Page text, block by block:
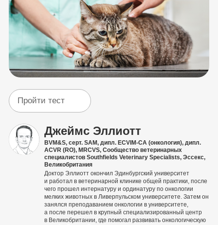
Пройти тест
Джеймс Эллиотт
BVM&S, серт. SAM, дипл. ECVIM-CA (онкология), дипл.
ACVR (RO), MRCVS, Сообщество ветеринарных
специалистов Southfields Veterinary Specialists, Эссекс,
Великобритания
Доктор Эллиотт окончил Эдинбургский университет
и работал в ветеринарной клинике общей практики, после
чего прошел интернатуру и ординатуру по онкологии
мелких животных в Ливерпульском университете. Затем он
занялся преподаванием онкологии в университете,
а после перешел в крупный специализированный центр
в Великобритании, где помогал развивать онкологическую